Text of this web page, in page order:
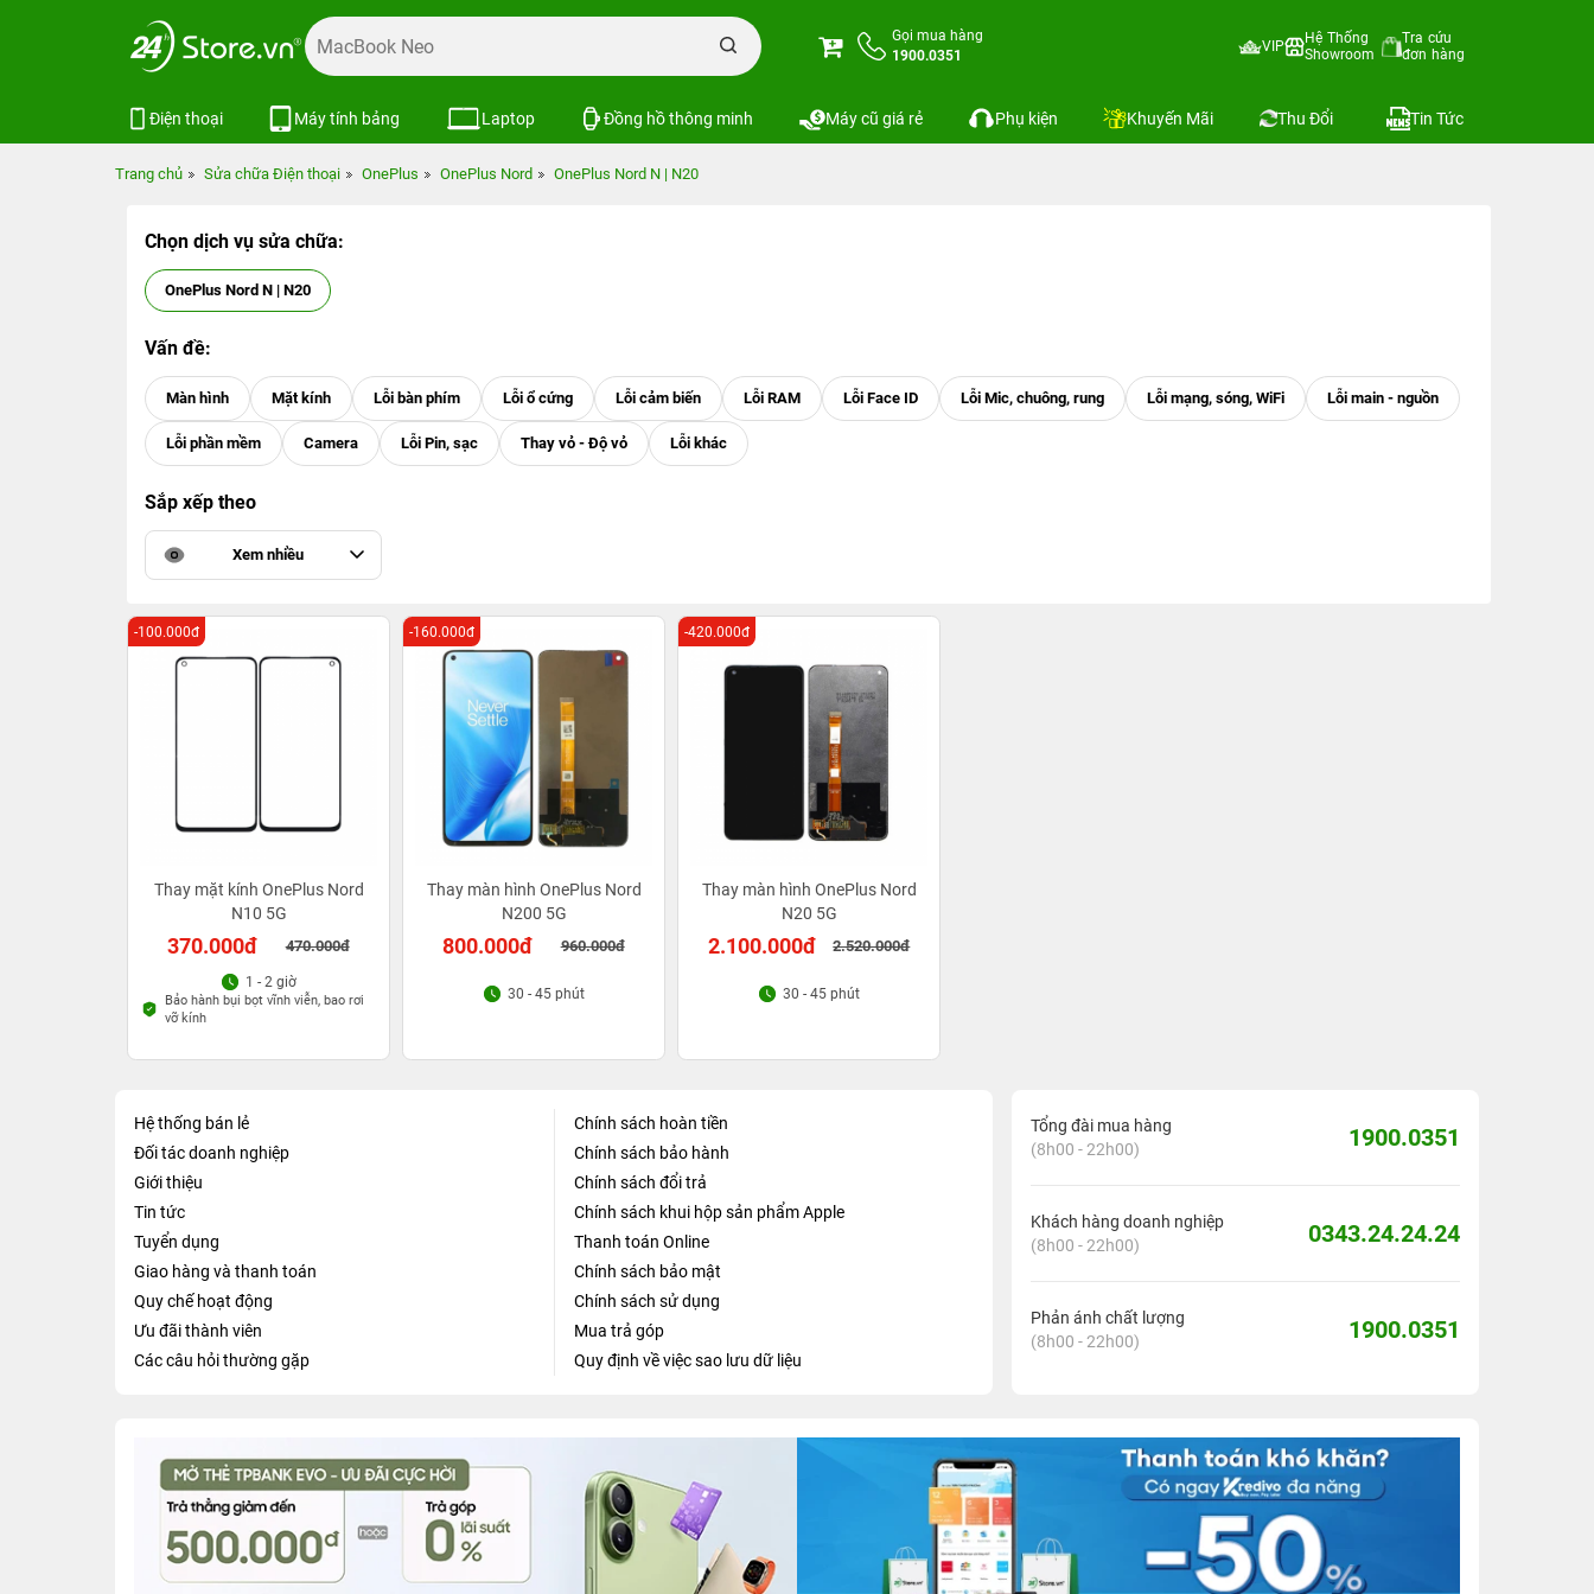
Gọi mua hàng
1900.0351
VIP
Hệ Thống
Showroom
Tra cứu
đơn hàng
Điện thoại Máy tính bảng Laptop Đồng hồ thông minh Máy cũ giá rẻ Phụ kiện Khuyến Mãi Thu Đổi Tin Tức
Trang chủ Sửa chữa Điện thoại OnePlus OnePlus Nord OnePlus Nord N | N20
Chọn dịch vụ sửa chữa:
OnePlus Nord N | N20
Vấn đề:
Sắp xếp theo
Xem nhiều
Thay mặt kính OnePlus Nord
N10 5G
370.000đ 470.000đ
-100.000đ
1 - 2 giờ
Bảo hành bụi bọt vĩnh viễn, bao rơi
vỡ kính
Thay màn hình OnePlus Nord
N200 5G
800.000đ 960.000đ
-160.000đ
30 - 45 phút
Thay màn hình OnePlus Nord
N20 5G
2.100.000đ 2.520.000đ
-420.000đ
30 - 45 phút
Hệ thống bán lẻ
Đối tác doanh nghiệp
Giới thiệu
Tin tức
Tuyển dụng
Giao hàng và thanh toán
Quy chế hoạt động
Ưu đãi thành viên
Các câu hỏi thường gặp
Chính sách hoàn tiền
Chính sách bảo hành
Chính sách đổi trả
Chính sách khui hộp sản phẩm Apple
Thanh toán Online
Chính sách bảo mật
Chính sách sử dụng
Mua trả góp
Quy định về việc sao lưu dữ liệu
Tổng đài mua hàng
(8h00 - 22h00)
1900.0351
Khách hàng doanh nghiệp
(8h00 - 22h00)
0343.24.24.24
Phản ánh chất lượng
(8h00 - 22h00)
1900.0351